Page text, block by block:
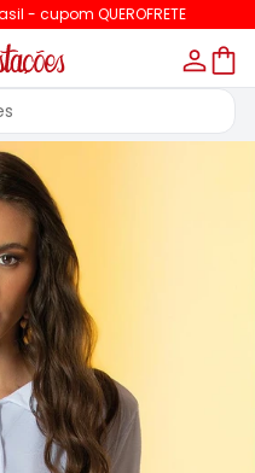
- cupom QUEROFRETE